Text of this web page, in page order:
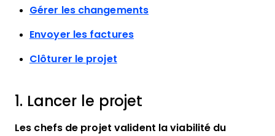
Gérer les changements
Envoyer les factures
Clôturer le projet
1. Lancer le projet
Les chefs de projet valident la viabilité du